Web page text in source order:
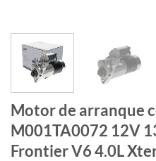
Motor de arranque
M001TA0072 12V
Frontier V6 4.0L